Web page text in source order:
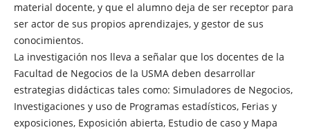
material docente, y que el alumno deja de ser receptor para
ser actor de sus propios aprendizajes, y gestor de sus
conocimientos.
La investigación nos lleva a señalar que los docentes de la
Facultad de Negocios de la USMA deben desarrollar
estrategias didácticas tales como: Simuladores de Negocios,
Investigaciones y uso de Programas estadísticos, Ferias y
exposiciones, Exposición abierta, Estudio de caso y Mapa